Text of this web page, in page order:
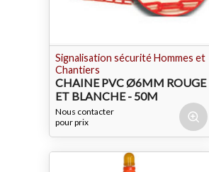
Signalisation sécurité Hommes et
Chantiers
CHAINE PVC Ø6MM ROUGE
ET BLANCHE - 50M
Nous contacter
pour prix